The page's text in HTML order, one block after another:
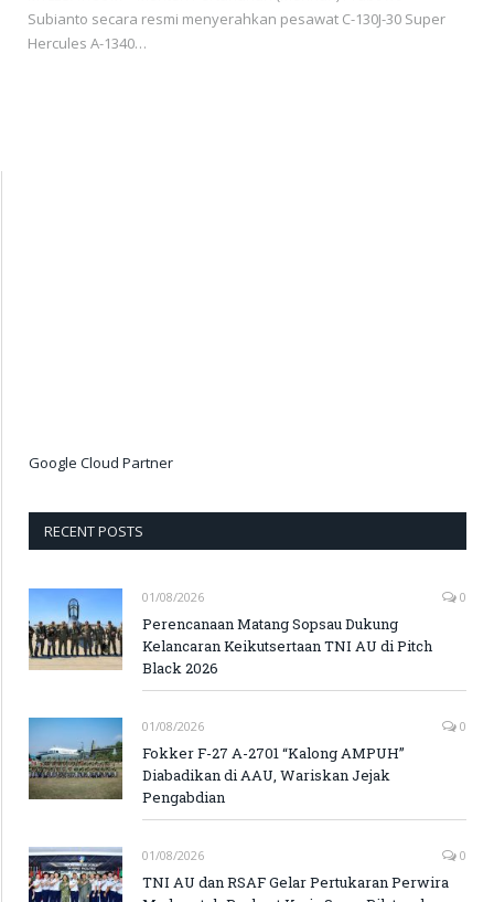
Subianto secara resmi menyerahkan pesawat C-130J-30 Super
Hercules A-1340…
Google Cloud Partner
RECENT POSTS
01/08/2026 0
Perencanaan Matang Sopsau Dukung
Kelancaran Keikutsertaan TNI AU di Pitch
Black 2026
01/08/2026 0
Fokker F-27 A-2701 “Kalong AMPUH”
Diabadikan di AAU, Wariskan Jejak
Pengabdian
01/08/2026 0
TNI AU dan RSAF Gelar Pertukaran Perwira